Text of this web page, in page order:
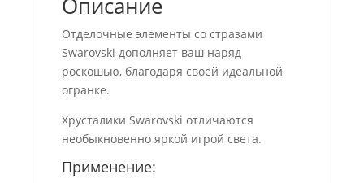
Описание
Отделочные элементы со стразами
Swarovski дополняет ваш наряд
роскошью, благодаря своей идеальной
огранке.
Хрусталики Swarovski отличаются
необыкновенно яркой игрой света.
Применение: